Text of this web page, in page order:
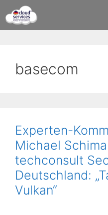
Inhalt
springen
basecom
Experten-
Michael
techconsult
Deutschland:
Vulkan“